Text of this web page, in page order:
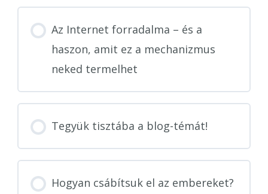
Az Internet forradalma – és a
haszon, amit ez a mechanizmus
neked termelhet
Tegyük tisztába a blog-témát!
Hogyan csábítsuk el az embereket?